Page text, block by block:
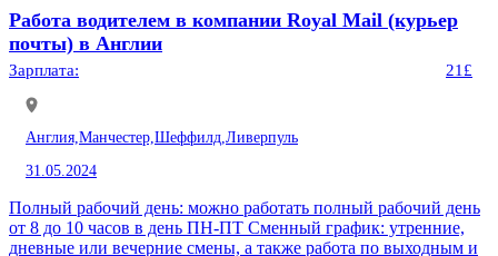
Работа водителем в компании Royal Mail (курьер
почты) в Англии
Зарплата: 21£
Англия, Манчестер, Шеффилд, Ливерпуль
31.05.2024
Полный рабочий день: можно работать полный рабочий день
от 8 до 10 часов в день ПН-ПТ Сменный график: утренние,
дневные или вечерние смены, а также работа по выходным и